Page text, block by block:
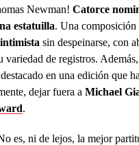
Newman! Catorce
estatuilla. Una composición
sin despeinarse, con
variedad de registros.
en una edición que
dejar fuera a Michael
.
es, ni de lejos, la mejor